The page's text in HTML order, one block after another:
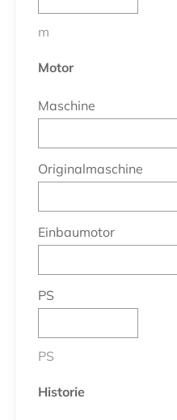
m
Motor
Maschine
Originalmaschine
Einbaumotor
PS
PS
Historie